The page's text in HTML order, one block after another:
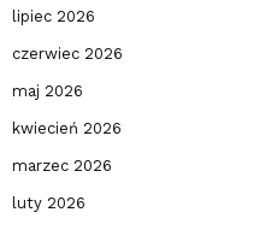
lipiec 2026
czerwiec 2026
maj 2026
kwiecień 2026
marzec 2026
luty 2026